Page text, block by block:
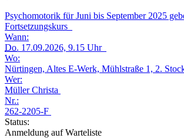
Psychomotorik für Juni bis September 2025
Fortsetzungskurs
Wann:
Do. 17.09.2026, 9.15 Uhr
Wo:
Nürtingen, Altes E-Werk, Mühlstraße 1, 2.
Wer:
Müller Christa
Nr.:
262-2205-F
Status:
Anmeldung auf Warteliste